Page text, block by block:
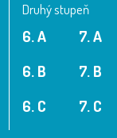
Druhý stupeň
6. A
6. B
6. C
7. A
7. B
7. C